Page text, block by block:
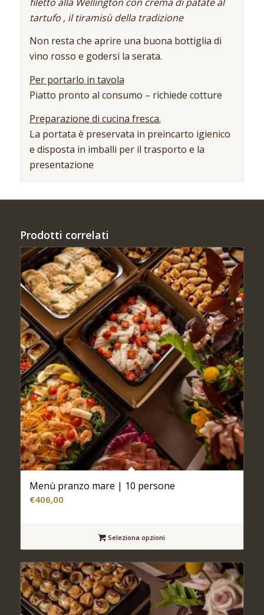
tartufo , il tiramisù della tradizione
Non resta che aprire una buona bottiglia di
vino rosso e godersi la serata.
Per portarlo in tavola
Piatto pronto al consumo – richiede cotture
Preparazione di cucina fresca.
La portata è preservata in preincarto igienico
e disposta in imballi per il trasporto e la
presentazione
Prodotti correlati
Menù pranzo mare | 10 persone
€406,00
Seleziona opzioni